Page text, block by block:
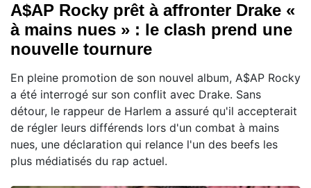
A$AP Rocky prêt à affronter Drake «
à mains nues » : le clash prend une
nouvelle tournure
En pleine promotion de son nouvel album, A$AP Rocky
a été interrogé sur son conflit avec Drake. Sans
détour, le rappeur de Harlem a assuré qu'il accepterait
de régler leurs différends lors d'un combat à mains
nues, une déclaration qui relance l'un des beefs les
plus médiatisés du rap actuel.